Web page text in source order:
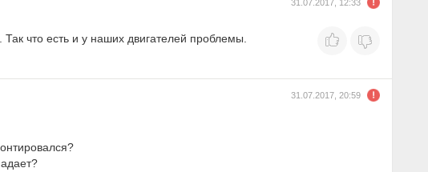
31.07.2017, 12:33
что есть и у наших двигателей проблемы.
31.07.2017, 20:59